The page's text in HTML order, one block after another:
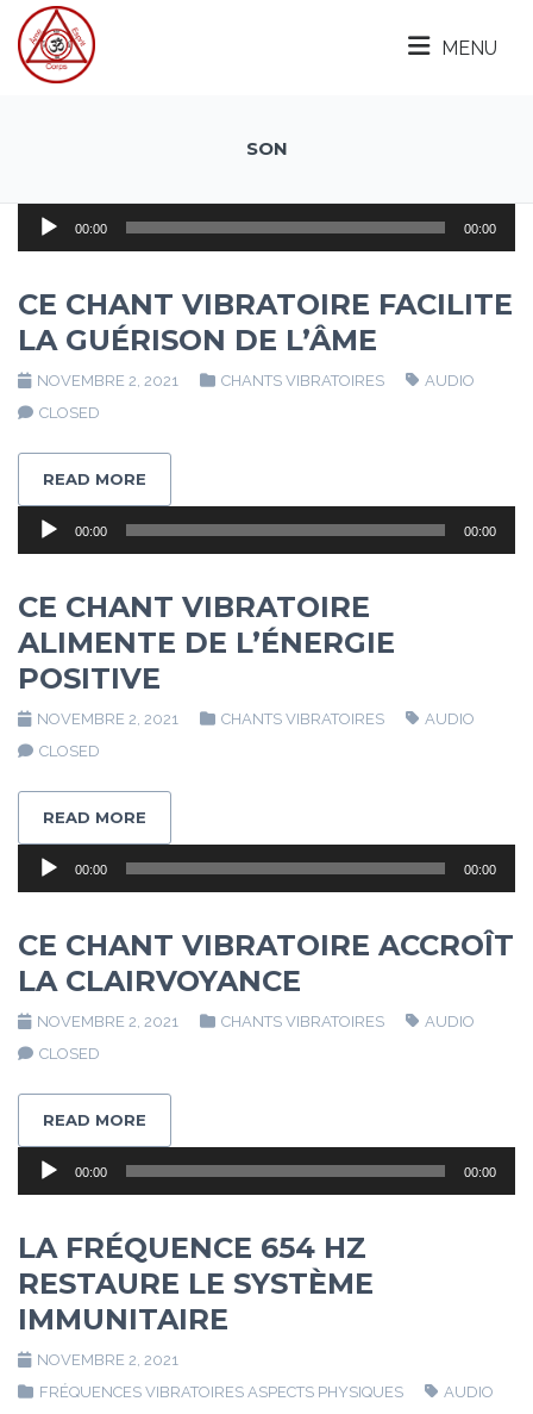
MENU
SON
Lecteur
audio
00:00 00:00
CE CHANT VIBRATOIRE FACILITE
LA GUÉRISON DE L’ÂME
NOVEMBRE 2, 2021 CHANTS VIBRATOIRES
AUDIO
CLOSED
READ MORE
Lecteur
audio
00:00 00:00
CE CHANT VIBRATOIRE
ALIMENTE DE L’ÉNERGIE
POSITIVE
NOVEMBRE 2, 2021 CHANTS VIBRATOIRES
AUDIO
CLOSED
READ MORE
Lecteur
audio
00:00 00:00
CE CHANT VIBRATOIRE ACCROÎT
LA CLAIRVOYANCE
NOVEMBRE 2, 2021 CHANTS VIBRATOIRES
AUDIO
CLOSED
READ MORE
Lecteur
audio
00:00 00:00
LA FRÉQUENCE 654 HZ
RESTAURE LE SYSTÈME
IMMUNITAIRE
NOVEMBRE 2, 2021
FRÉQUENCES VIBRATOIRES ASPECTS PHYSIQUES
AUDIO